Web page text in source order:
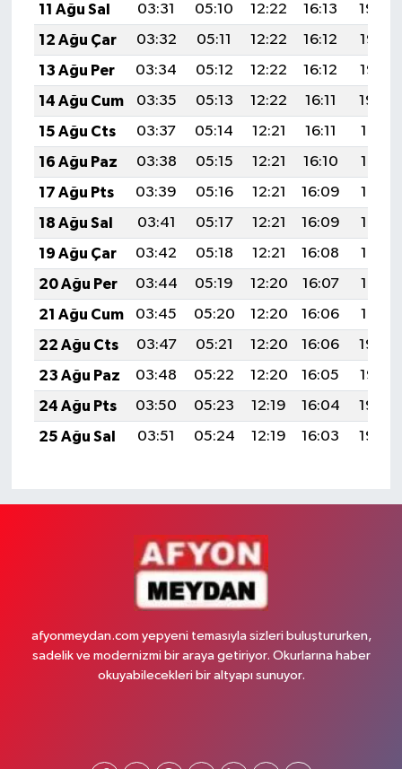
11 Ağu Sal
03:31 05:10 12:22 16:13
19:24
12 Ağu Çar
03:32 05:11 12:22 16:12
19:23
13 Ağu Per
03:34 05:12 12:22 16:12
19:22
14 Ağu Cum
03:35 05:13 12:22 16:11
19:20
15 Ağu Cts
03:37 05:14 12:21 16:11
19:19
16 Ağu Paz
03:38 05:15 12:21 16:10
19:17
17 Ağu Pts
03:39 05:16 12:21 16:09
19:16
18 Ağu Sal
03:41 05:17 12:21 16:09
19:15
19 Ağu Çar
03:42 05:18 12:21 16:08
19:13
20 Ağu Per
03:44 05:19 12:20 16:07
19:12
21 Ağu Cum
03:45 05:20 12:20 16:06
19:10
22 Ağu Cts
03:47 05:21 12:20 16:06
19:09
23 Ağu Paz
03:48 05:22 12:20 16:05
19:07
24 Ağu Pts
03:50 05:23 12:19 16:04
19:06
25 Ağu Sal
03:51 05:24 12:19 16:03 19:04
afyonmeydan.com yepyeni temasıyla sizleri buluştururken,
sadelik ve modernizmi bir araya getiriyor. Okurlarına haber
okuyabilecekleri bir altyapı sunuyor.